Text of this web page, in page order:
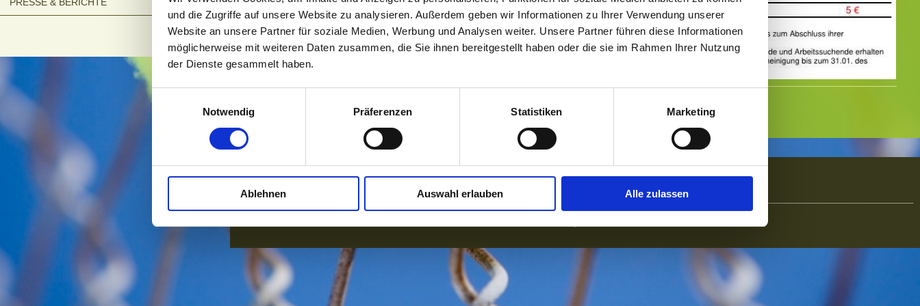
und die Zugriffe auf unsere Website zu analysieren. Außerdem geben wir Informationen zu Ihrer Verwendung unserer
Website an unsere Partner für soziale Medien, Werbung und Analysen weiter. Unsere Partner führen diese Informationen
möglicherweise mit weiteren Daten zusammen, die Sie ihnen bereitgestellt haben oder die sie im Rahmen Ihrer Nutzung
der Dienste gesammelt haben.
Einwilligungsauswahl
Notwendig
Präferenzen Statistiken Marketing
Ablehnen Auswahl erlauben Alle zulassen
PRESSE & BERICHTE
Hier die Mitgliedsbeiträge der Tennisabteilung SV
Langenenslingen, gültig ab 01.01.2025.
Aufnahmeantrag / Beitragsordnung
Druckversion| Sitemap
© 2026 Tennisabteilung SV Langenenslingen 1949 e.V.
↑